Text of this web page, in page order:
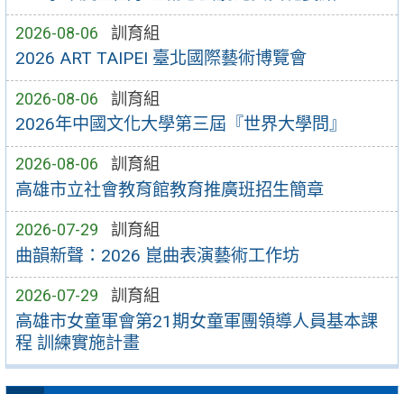
2026-08-06 訓育組
2026 ART TAIPEI 臺北國際藝術博覽會
2026-08-06 訓育組
2026年中國文化大學第三屆『世界大學問』
2026-08-06 訓育組
高雄市立社會教育館教育推廣班招生簡章
2026-07-29 訓育組
曲韻新聲：2026 崑曲表演藝術工作坊
2026-07-29 訓育組
高雄市女童軍會第21期女童軍團領導人員基本課
程 訓練實施計畫